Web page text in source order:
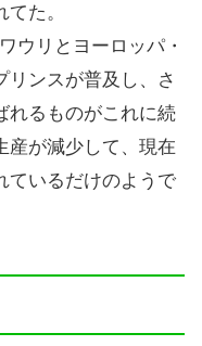
た。
ウリとヨーロッパ・
リンスが普及し、さ
れるものがこれに続
産が減少して、現在
ているだけのようで